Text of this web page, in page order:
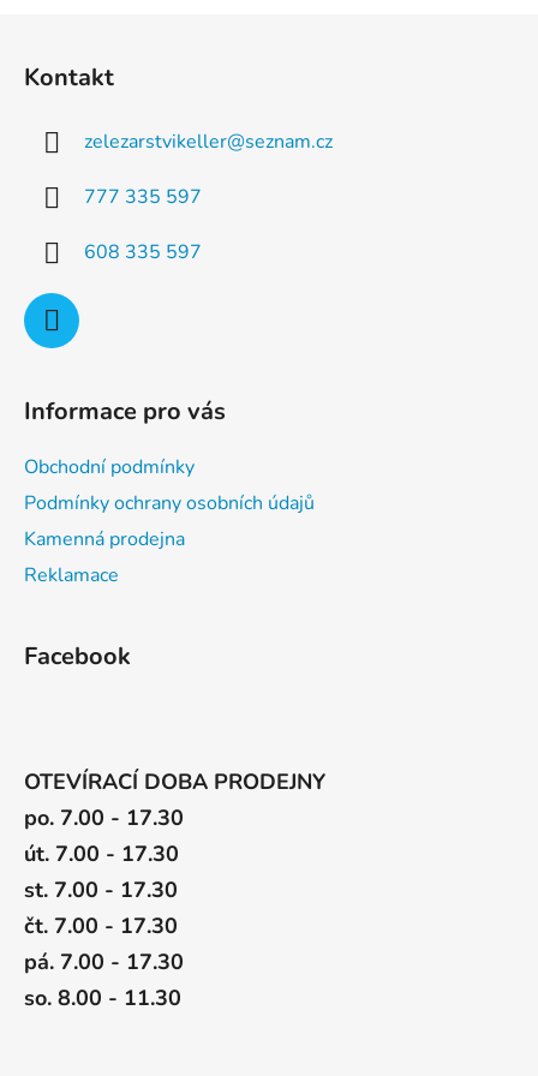
v
Kontakt
zelezarstvikeller@seznam.cz
777 335 597
608 335 597
Informace pro vás
Obchodní podmínky
Podmínky ochrany osobních údajů
Kamenná prodejna
Reklamace
Facebook
OTEVÍRACÍ DOBA PRODEJNY
po. 7.00 - 17.30
út. 7.00 - 17.30
st. 7.00 - 17.30
čt. 7.00 - 17.30
pá. 7.00 - 17.30
so. 8.00 - 11.30